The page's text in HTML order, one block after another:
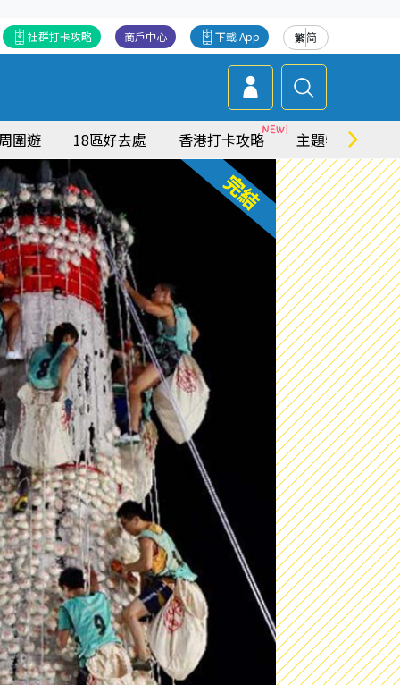
繁简
下載 App
商戶中心
社群打卡攻略
圍遊 18區好去處 香港打卡攻略 主題特集